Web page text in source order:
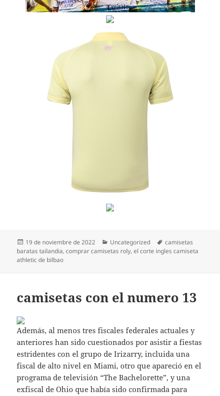
Publicado
el
19 de noviembre de 2022 Categorías
Uncategorized Etiquetas
camisetas
baratas tailandia,comprar camisetas roly,el corte ingles camiseta
athletic de bilbao
camisetas con el numero 13
Además, al menos tres fiscales federales actuales y
anteriores han sido cuestionados por asistir a fiestas
estridentes con el grupo de Irizarry, incluida una
fiscal de alto nivel en Miami, otro que apareció en el
programa de televisión “The Bachelorette”, y una
exfiscal de Ohio que había sido confirmada para